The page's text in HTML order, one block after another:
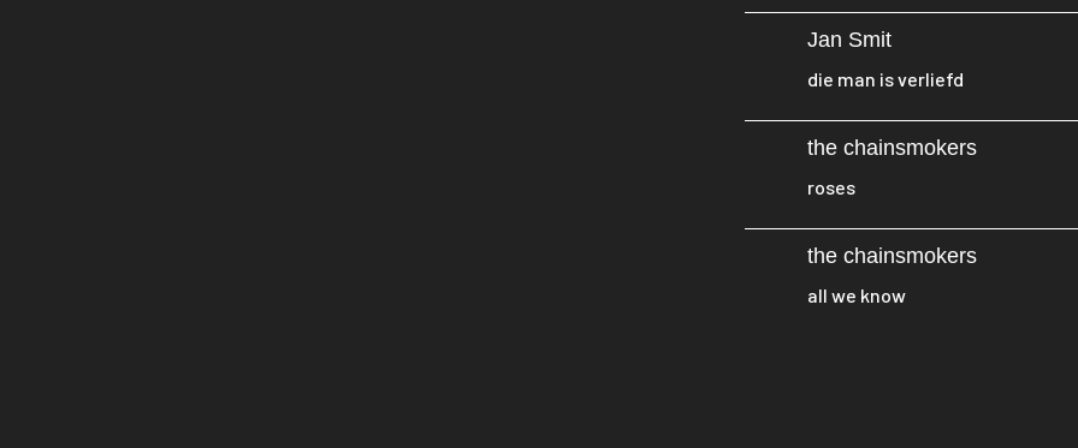
Jan Smit
die man is verliefd
the chainsmokers
roses
the chainsmokers
all we know